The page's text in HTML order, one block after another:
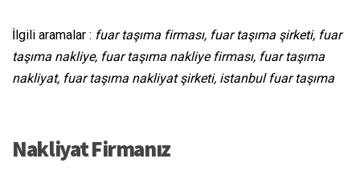
İlgili aramalar : fuar taşıma firması, fuar taşıma şirketi, fuar
taşıma nakliye, fuar taşıma nakliye firması, fuar taşıma
nakliyat, fuar taşıma nakliyat şirketi, istanbul fuar taşıma
Nakliyat Firmanız